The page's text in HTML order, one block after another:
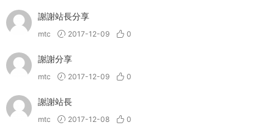
謝謝站長分享
mtc 2017-12-09 0
謝謝分享
mtc 2017-12-09 0
謝謝站長
mtc 2017-12-08 0